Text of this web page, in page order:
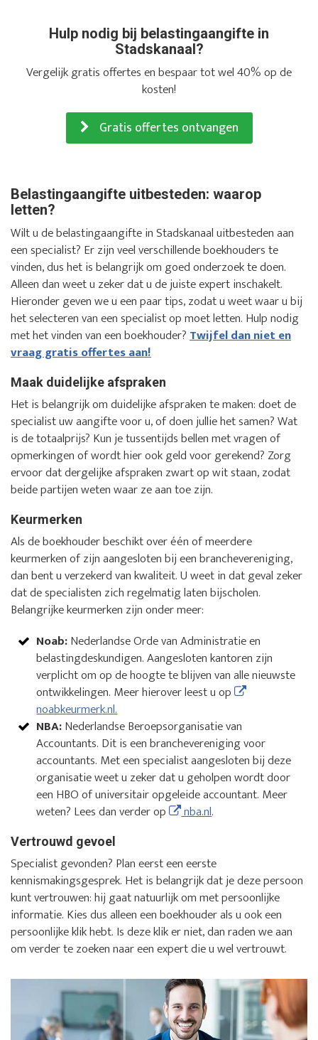
Hulp nodig bij belastingaangifte in
Stadskanaal?
Vergelijk gratis offertes en bespaar tot wel 40% op de
kosten!
Gratis offertes ontvangen
Belastingaangifte uitbesteden: waarop
letten?
Wilt u de belastingaangifte in Stadskanaal uitbesteden aan
een specialist? Er zijn veel verschillende boekhouders te
vinden, dus het is belangrijk om goed onderzoek te doen.
Alleen dan weet u zeker dat u de juiste expert inschakelt.
Hieronder geven we u een paar tips, zodat u weet waar u bij
het selecteren van een specialist op moet letten. Hulp nodig
met het vinden van een boekhouder?Twijfel dan niet en
vraag gratis offertes aan!
Maak duidelijke afspraken
Het is belangrijk om duidelijke afspraken te maken: doet de
specialist uw aangifte voor u, of doen jullie het samen? Wat
is de totaalprijs? Kun je tussentijds bellen met vragen of
opmerkingen of wordt hier ook geld voor gerekend? Zorg
ervoor dat dergelijke afspraken zwart op wit staan, zodat
beide partijen weten waar ze aan toe zijn.
Keurmerken
Als de boekhouder beschikt over één of meerdere
keurmerken of zijn aangesloten bij een branchevereniging,
dan bent u verzekerd van kwaliteit. U weet in dat geval zeker
dat de specialisten zich regelmatig laten bijscholen.
Belangrijke keurmerken zijn onder meer:
Noab:Nederlandse Orde van Administratie en
belastingdeskundigen. Aangesloten kantoren zijn
verplicht om op de hoogte te blijven van alle nieuwste
ontwikkelingen. Meer hierover leest u op
noabkeurmerk.nl.
NBA:Nederlandse Beroepsorganisatie van
Accountants. Dit is een branchevereniging voor
accountants. Met een specialist aangesloten bij deze
organisatie weet u zeker dat u geholpen wordt door
een HBO of universitair opgeleide accountant. Meer
weten? Lees dan verder op
nba.nl.
Vertrouwd gevoel
Specialist gevonden? Plan eerst een eerste
kennismakingsgesprek. Het is belangrijk dat je deze persoon
kunt vertrouwen: hij gaat natuurlijk om met persoonlijke
informatie. Kies dus alleen een boekhouder als u ook een
persoonlijke klik hebt. Is deze klik er niet, dan raden we aan
om verder te zoeken naar een expert die u wel vertrouwt.